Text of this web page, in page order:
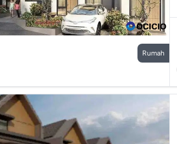
Rumah